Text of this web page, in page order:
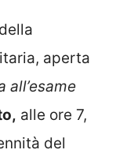
aperta
all’esame
alle ore 7,
del